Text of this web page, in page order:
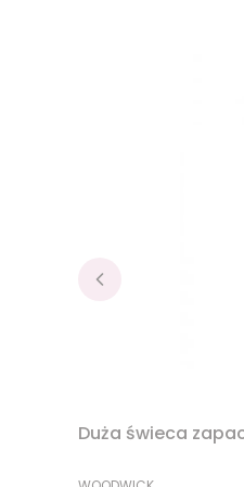
Duża świeca
PRODUCENT